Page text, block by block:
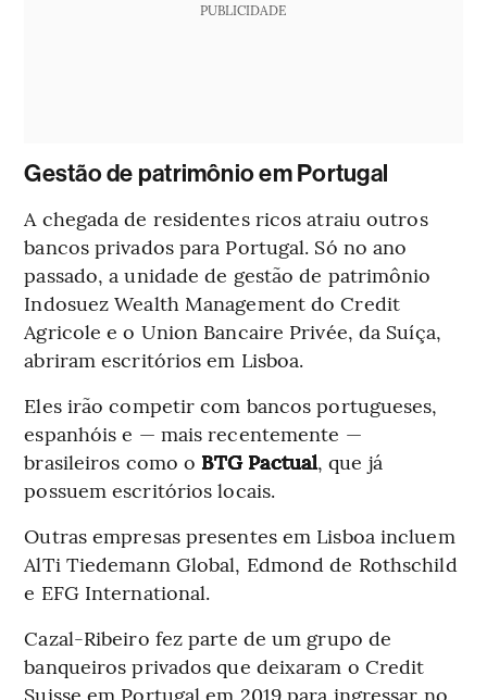
PUBLICIDADE
Gestão de patrimônio em Portugal
A chegada de residentes ricos atraiu outros
bancos privados para Portugal. Só no ano
passado, a unidade de gestão de patrimônio
Indosuez Wealth Management do Credit
Agricole e o Union Bancaire Privée, da Suíça,
abriram escritórios em Lisboa.
Eles irão competir com bancos portugueses,
espanhóis e — mais recentemente —
brasileiros como o BTG Pactual, que já
possuem escritórios locais.
Outras empresas presentes em Lisboa incluem
AlTi Tiedemann Global, Edmond de Rothschild
e EFG International.
Cazal-Ribeiro fez parte de um grupo de
banqueiros privados que deixaram o Credit
Suisse em Portugal em 2019 para ingressar no